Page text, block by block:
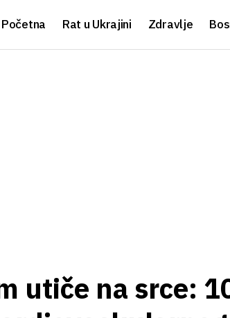
Početna Rat u Ukrajini Zdravlje
utiče na srce: